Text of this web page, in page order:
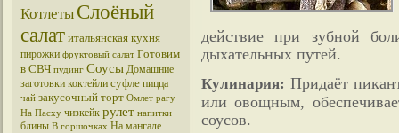
Котлеты Слоёный
салат итальянская кухня
пирожки фруктовый салат Готовим
в СВЧ пудинг Соусы Домашние
заготовки коктейли суфле пицца
чай закусочный торт Омлет рагу
На Пасху чизкейк рулет напитки
блины В горшочках На мангале
действие при зубной
дыхательных путей.
Кулинария: Придаёт
или овощным,
соусов.